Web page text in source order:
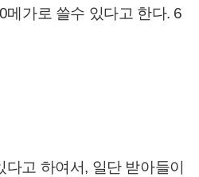
메가로 쓸수 있다고 한다. 6
고 하여서, 일단 받아들이